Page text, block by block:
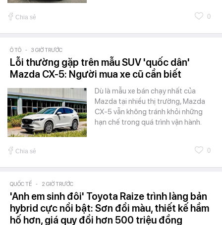
Chia sẻ 0
Ô TÔ - 3 GIỜ TRƯỚC
Lỗi thường gặp trên mẫu SUV 'quốc dân'
Mazda CX-5: Người mua xe cũ cần biết
Dù là mẫu xe bán chạy nhất của
Mazda tại nhiều thị trường, Mazda
CX-5 vẫn không tránh khỏi những
hạn chế trong quá trình vận hành.
Chia sẻ 0
QUỐC TẾ - 2 GIỜ TRƯỚC
'Anh em sinh đôi' Toyota Raize trình làng bản
hybrid cực nổi bật: Sơn đổi màu, thiết kế hầm
hố hơn, giá quy đổi hơn 500 triệu đồng